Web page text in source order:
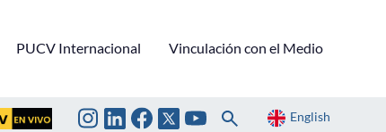
PUCV Internacional Vinculación con el Medio
English